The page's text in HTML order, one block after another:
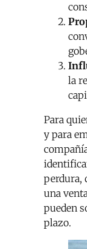
la
Para
y para
perdura,
una
pueden
plazo.